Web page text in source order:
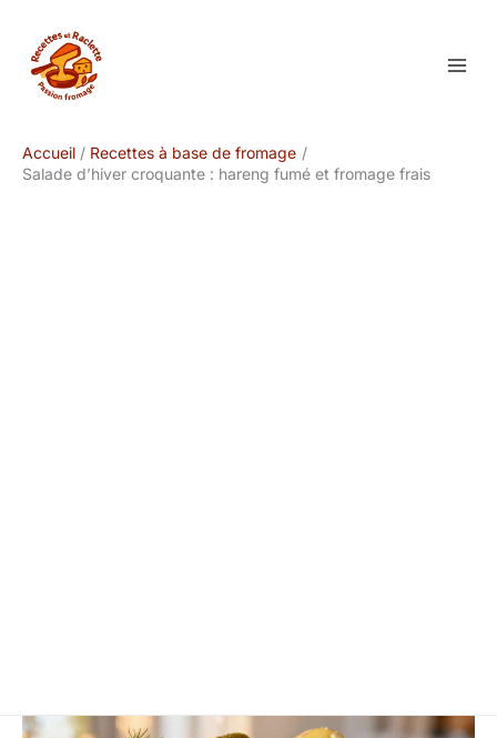
contenu
Accueil
Recettes à base de fromage
Salade d’hiver croquante : hareng fumé et fromage frais